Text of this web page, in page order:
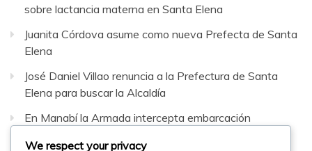
sobre lactancia materna en Santa Elena
Juanita Córdova asume como nueva Prefecta de Santa
Elena
José Daniel Villao renuncia a la Prefectura de Santa
Elena para buscar la Alcaldía
En Manabí la Armada intercepta embarcación
We respect your privacy